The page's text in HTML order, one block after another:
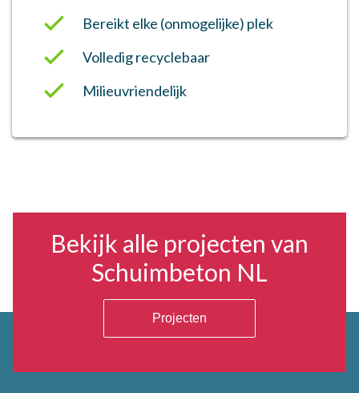
Bereikt elke (onmogelijke) plek
Volledig recyclebaar
Milieuvriendelijk
Bekijk alle projecten van
Schuimbeton NL
Projecten